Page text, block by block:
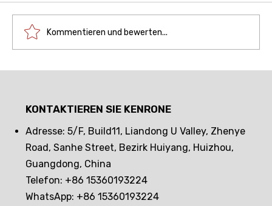
passiven elektronischen schloss
aufgebaut werden?
Kommentieren und bewerten...
KONTAKTIEREN SIE KENRONE
Adresse: 5/F, Build11, Liandong U Valley, Zhenye
Road, Sanhe Street, Bezirk Huiyang, Huizhou,
Guangdong, China
Telefon: +86 15360193224
WhatsApp: +86 15360193224